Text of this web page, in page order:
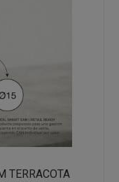
TERRACOTA